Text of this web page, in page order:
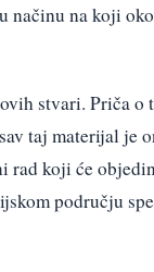
načinu na koji
stvari. Priča
taj materijal je
rad koji će
području